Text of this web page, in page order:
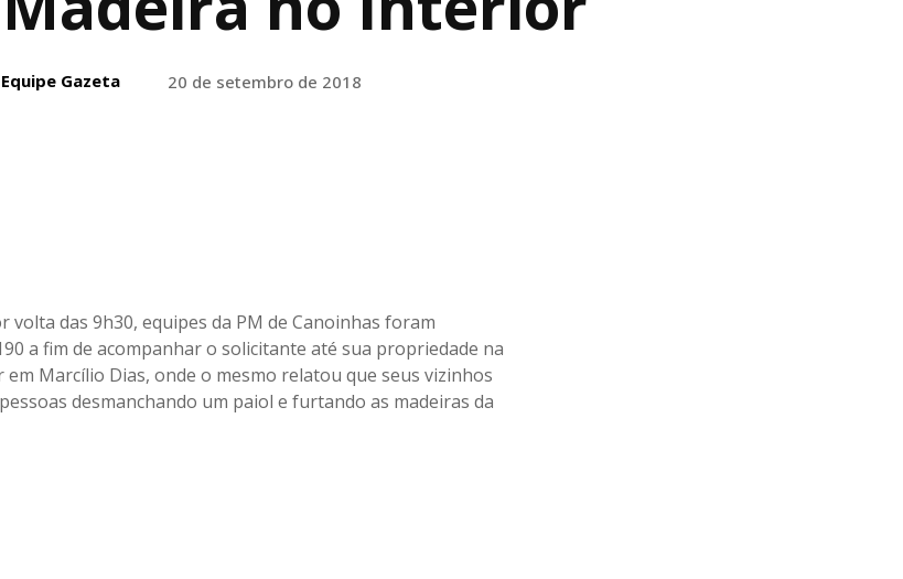
Equipe Gazeta 20 de setembro de 2018
volta das 9h30, equipes da PM de Canoinhas foram
a fim de acompanhar o solicitante até sua propriedade na
em Marcílio Dias, onde o mesmo relatou que seus vizinhos
desmanchando um paiol e furtando as madeiras da